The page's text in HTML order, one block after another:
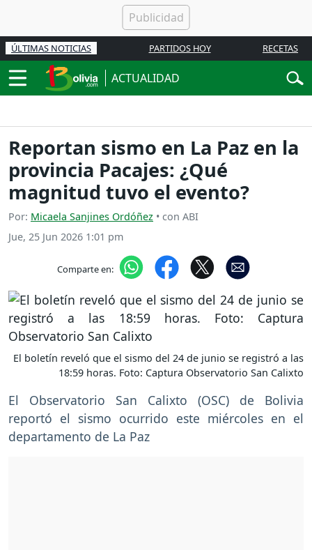
ÚLTIMAS NOTICIAS PARTIDOS HOY RECETAS
ACTUALIDAD
Reportan sismo en La Paz en la
provincia Pacajes: ¿Qué
magnitud tuvo el evento?
Por: Micaela Sanjines Ordóñez • con ABI
Jue, 25 Jun 2026 1:01 pm
Comparte en:
El boletín reveló que el sismo del 24 de junio se registró a las
18:59 horas. Foto: Captura Observatorio San Calixto
El Observatorio San Calixto (OSC) de Bolivia
reportó el sismo ocurrido este miércoles en el
departamento de La Paz